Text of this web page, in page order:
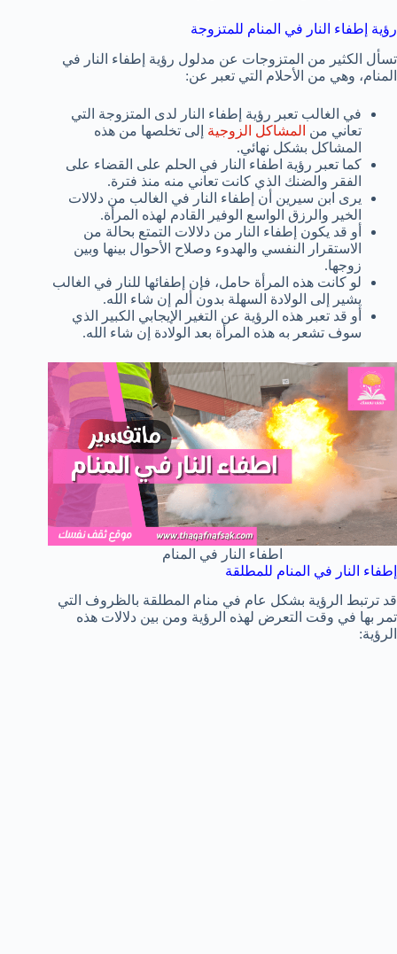
رؤية إطفاء النار في المنام للمتزوجة
تسأل الكثير من المتزوجات عن مدلول رؤية إطفاء النار في
المنام، وهي من الأحلام التي تعبر عن:
في الغالب تعبر رؤية إطفاء النار لدى المتزوجة التي
تعاني من المشاكل الزوجية إلى تخلصها من هذه
المشاكل بشكل نهائي.
كما تعبر رؤية اطفاء النار في الحلم على القضاء على
الفقر والضنك الذي كانت تعاني منه منذ فترة.
يرى ابن سيرين أن إطفاء النار في الغالب من دلالات
الخير والرزق الواسع الوفير القادم لهذه المرأة.
أو قد يكون إطفاء النار من دلالات التمتع بحالة من
الاستقرار النفسي والهدوء وصلاح الأحوال بينها وبين
زوجها.
لو كانت هذه المرأة حامل، فإن إطفائها للنار في الغالب
يشير إلى الولادة السهلة بدون ألم إن شاء الله.
أو قد تعبر هذه الرؤية عن التغير الإيجابي الكبير الذي
سوف تشعر به هذه المرأة بعد الولادة إن شاء الله.
اطفاء النار في المنام
إطفاء النار في المنام للمطلقة
قد ترتبط الرؤية بشكل عام في منام المطلقة بالظروف التي
تمر بها في وقت التعرض لهذه الرؤية ومن بين دلالات هذه
الرؤية: